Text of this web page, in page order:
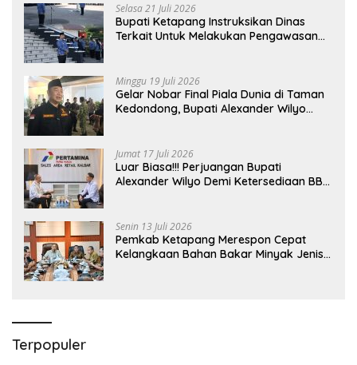
Selasa 21 Juli 2026
Bupati Ketapang Instruksikan Dinas
Terkait Untuk Melakukan Pengawasan
Minggu 19 Juli 2026
Gelar Nobar Final Piala Dunia di Taman
Kedondong, Bupati Alexander Wilyo
Jumat 17 Juli 2026
Luar Biasa!!! Perjuangan Bupati
Alexander Wilyo Demi Ketersediaan BBM
Senin 13 Juli 2026
Pemkab Ketapang Merespon Cepat
Kelangkaan Bahan Bakar Minyak Jenis
Terpopuler